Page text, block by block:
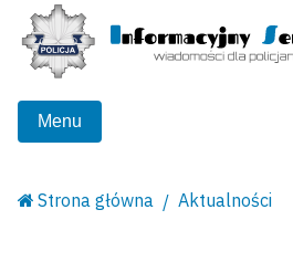
Menu
Strona główna Aktualności